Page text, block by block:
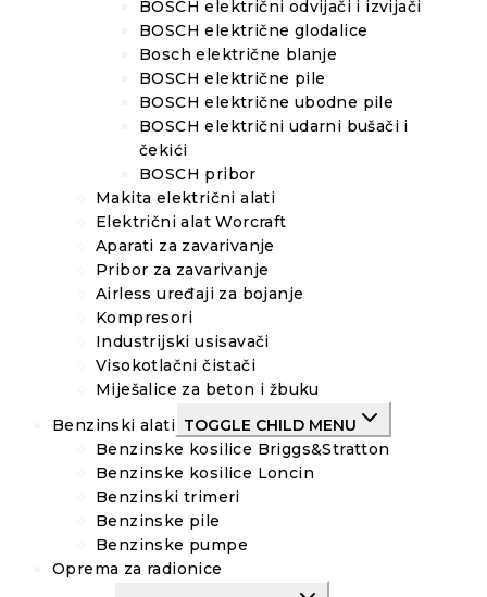
BOSCH električni odvijači i izvijači
BOSCH električne glodalice
Bosch električne blanje
BOSCH električne pile
BOSCH električne ubodne pile
BOSCH električni udarni bušači i
čekići
BOSCH pribor
Makita električni alati
Električni alat Worcraft
Aparati za zavarivanje
Pribor za zavarivanje
Airless uređaji za bojanje
Kompresori
Industrijski usisavači
Visokotlačni čistači
Miješalice za beton i žbuku
Benzinski alati TOGGLE CHILD MENU
Benzinske kosilice Briggs&Stratton
Benzinske kosilice Loncin
Benzinski trimeri
Benzinske pile
Benzinske pumpe
Oprema za radionice